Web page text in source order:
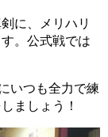
に、メリハリ
。公式戦では
いつも全力で練
ましょう！